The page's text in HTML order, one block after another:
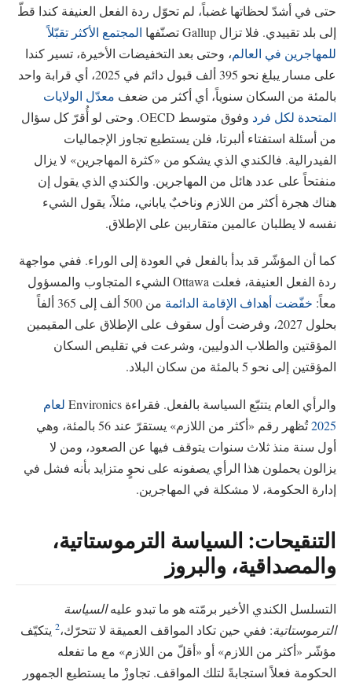
حتى في أشدّ لحظاتها غضباً، لم تحوّل ردة الفعل العنيفة كندا قطّ
إلى بلد تقييدي. فلا تزال Gallup تصنّفها
المجتمع الأكثر تقبّلاً
للمهاجرين في العالم، وحتى بعد التخفيضات الأخيرة، تسير كندا
على مسار يبلغ نحو 395 ألف قبول دائم في 2025، أي قرابة واحد
بالمئة من السكان سنوياً، أي أكثر من ضعف معدّل الولايات
المتحدة لكل فرد
وفوق متوسط OECD. وحتى لو أُقرّ كل سؤال
من أسئلة استفتاء ألبرتا، فلن يستطيع تجاوز الإجماليات
الفيدرالية. فالكندي الذي يشكو من «كثرة المهاجرين» لا يزال
منفتحاً على عدد هائل من المهاجرين. والكندي الذي يقول إن
هناك هجرة أكثر من اللازم وناخبٌ ياباني، مثلاً، يقول الشيء
نفسه لا يطلبان عالمين متقاربين على الإطلاق.
كما أن المؤشّر قد بدأ بالفعل في العودة إلى الوراء. ففي مواجهة
ردة الفعل العنيفة، فعلت Ottawa الشيء المتجاوب والمسؤول
معاً: خفّضت أهداف الإقامة الدائمة
من 500 ألف إلى 365 ألفاً
بحلول 2027، وفرضت أول سقوف على الإطلاق على المقيمين
المؤقتين والطلاب الدوليين، وشرعت في تقليص السكان
المؤقتين إلى نحو 5 بالمئة من سكان البلاد.
والرأي العام يتتبّع السياسة بالفعل. فقراءة Environics
لعام
2025
تُظهر رقم «أكثر من اللازم» يستقرّ عند 56 بالمئة، وهي
أول سنة منذ ثلاث سنوات يتوقف فيها عن الصعود، ومن لا
يزالون يحملون هذا الرأي يصفونه على نحوٍ متزايد بأنه فشل في
إدارة الحكومة، لا مشكلة في المهاجرين.
التنقيحات: السياسة الترموستاتية،
والمصداقية، والبروز
التسلسل الكندي الأخير برمّته هو ما تبدو عليهالسياسة
الترموستاتية: ففي حين تكاد المواقف العميقة لا تتحرّك،2 يتكيّف
مؤشّر «أكثر من اللازم» أو «أقلّ من اللازم» مع ما تفعله
الحكومة فعلاً استجابةً لتلك المواقف. تجاوزْ ما يستطيع الجمهور